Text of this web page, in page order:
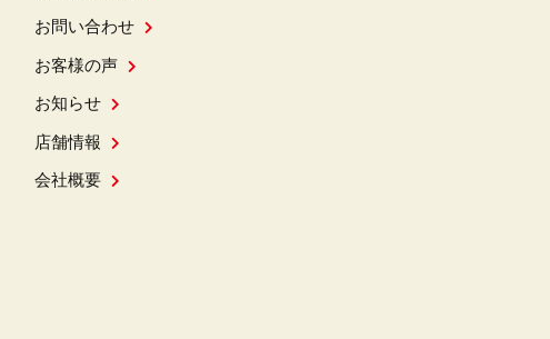
お問い合わせ
お客様の声
お知らせ
店舗情報
会社概要